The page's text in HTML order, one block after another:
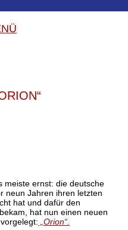
meiste ernst: die deutsche
neun Jahren ihren letzten
hat und dafür den
hat nun einen neuen
„Orion“.